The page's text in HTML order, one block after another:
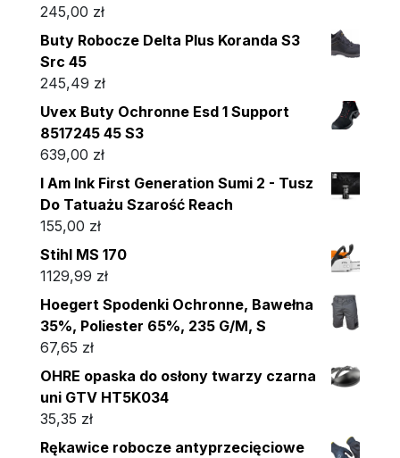
245,00 zł
Buty Robocze Delta Plus Koranda S3
Src 45
245,49 zł
Uvex Buty Ochronne Esd 1 Support
8517245 45 S3
639,00 zł
I Am Ink First Generation Sumi 2 - Tusz
Do Tatuażu Szarość Reach
155,00 zł
Stihl MS 170
1129,99 zł
Hoegert Spodenki Ochronne, Bawełna
35%, Poliester 65%, 235 G/M, S
67,65 zł
OHRE opaska do osłony twarzy czarna
uni GTV HT5K034
35,35 zł
Rękawice robocze antyprzecięciowe